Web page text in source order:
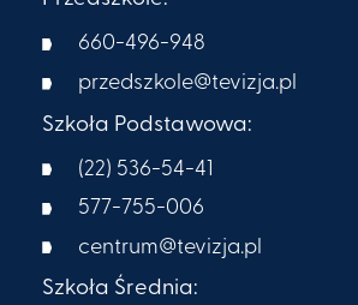
660-496-948
przedszkole@tevizja.pl
Szkoła Podstawowa:
(22) 536-54-41
577-755-006
centrum@tevizja.pl
Szkoła Średnia: